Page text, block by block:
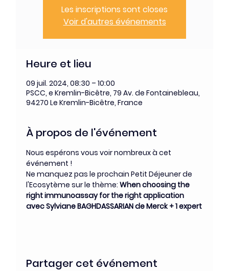
Les inscriptions sont closes
Voir d'autres événements
Heure et lieu
09 juil. 2024, 08:30 – 10:00
PSCC, e Kremlin-Bicêtre, 79 Av. de Fontainebleau,
94270 Le Kremlin-Bicêtre, France
À propos de l'événement
Nous espérons vous voir nombreux à cet
événement !
Ne manquez pas le prochain Petit Déjeuner de
l'Ecosytème sur le thème: When choosing the
right immunoassay for the right application
avec Sylviane BAGHDASSARIAN de Merck + 1 expert
Partager cet événement